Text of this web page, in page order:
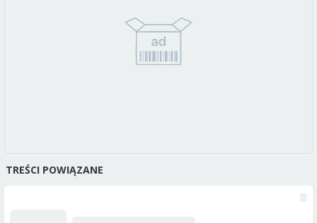
TREŚCI POWIĄZANE